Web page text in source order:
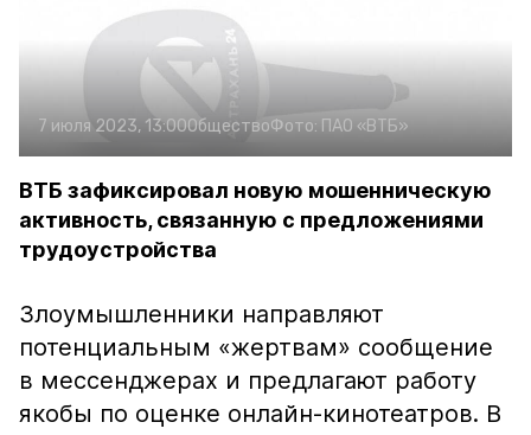
7 июля 2023, 13:00ОбществоФото: ПАО «ВТБ»
ВТБ зафиксировал новую мошенническую
активность, связанную с предложениями
трудоустройства
Злоумышленники направляют
потенциальным «жертвам» сообщение
в мессенджерах и предлагают работу
якобы по оценке онлайн-кинотеатров. В